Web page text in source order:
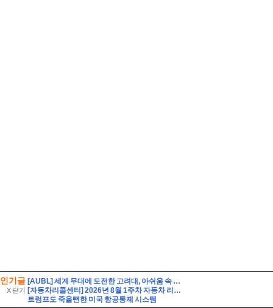
인기글
X 닫기
[AUBL] 세계 무대에 도전한 고려대, 아쉬움 속 대회 마무리
[자동차리콜센터] 2026년 8월 1주차 자동차 리콜 및 무상 수리 안내
트럼프도 죽을뻔한 미국 항공통제 시스템